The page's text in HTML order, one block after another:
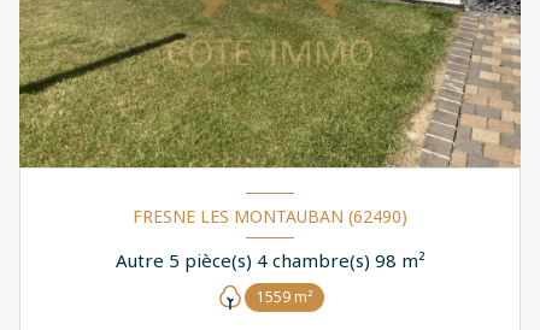
FRESNE LES MONTAUBAN (62490)
Autre 5 pièce(s) 4 chambre(s) 98 m²
1559 m²